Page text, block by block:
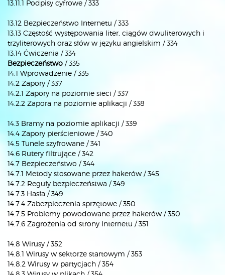
13.11.1 Podpisy cyfrowe / 333
13.12 Bezpieczeństwo Internetu / 333
13.13 Częstość występowania liter, ciągów dwuliterowych i
trzyliterowych oraz słów w języku angielskim / 334
13.14 Ćwiczenia / 334
Bezpieczeństwo / 335
14.1 Wprowadzenie / 335
14.2 Zapory / 337
14.2.1 Zapory na poziomie sieci / 337
14.2.2 Zapora na poziomie aplikacji / 338
14.3 Bramy na poziomie aplikacji / 339
14.4 Zapory pierścieniowe / 340
14.5 Tunele szyfrowane / 341
14.6 Rutery filtrujące / 342
14.7 Bezpieczeństwo / 344
14.7.1 Metody stosowane przez hakerów / 345
14.7.2 Reguły bezpieczeństwa / 349
14.7.3 Hasła / 349
14.7.4 Zabezpieczenia sprzętowe / 350
14.7.5 Problemy powodowane przez hakerów / 350
14.7.6 Zagrożenia od strony Internetu / 351
14.8 Wirusy / 352
14.8.1 Wirusy w sektorze startowym / 353
14.8.2 Wirusy w partycjach / 354